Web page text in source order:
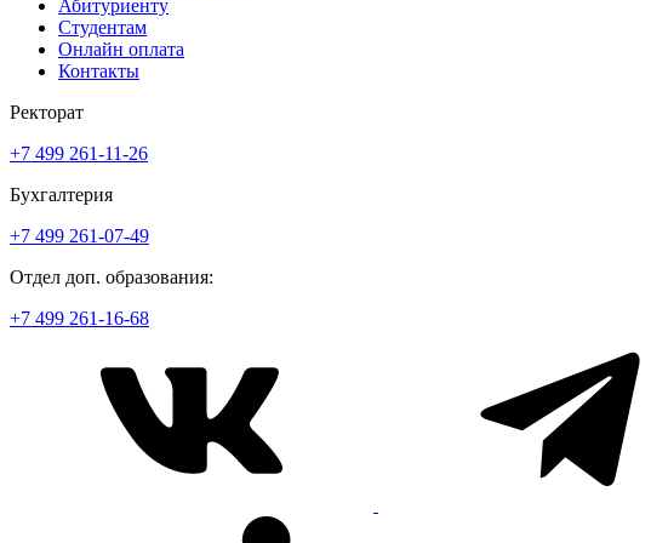
Абитуриенту
Студентам
Онлайн оплата
Контакты
Ректорат
+7 499 261-11-26
Бухгалтерия
+7 499 261-07-49
Отдел доп. образования:
+7 499 261-16-68